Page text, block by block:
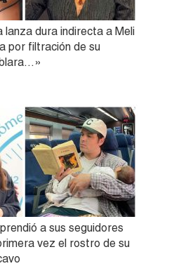
lanza dura indirecta a Meli
por filtración de su
a sus seguidores
vez el rostro de su